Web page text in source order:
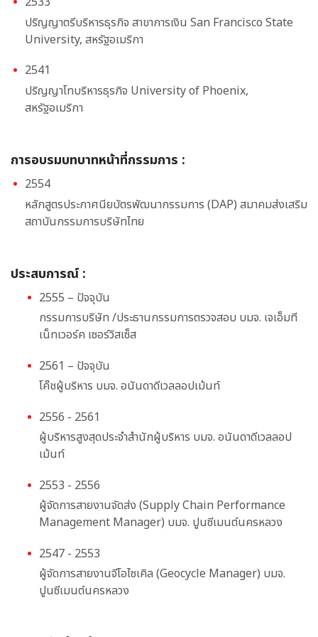
ปริญญาตรีบริหารธุรกิจ สาขาการเงิน San Francisco State
University, สหรัฐอเมริกา
2541
ปริญญาโทบริหารธุรกิจ University of Phoenix,
สหรัฐอเมริกา
การอบรมบทบาทหน้าที่กรรมการ :
2554
หลักสูตรประกาศนียบัตรพัฒนากรรมการ (DAP) สมาคมส่งเสริม
สถาบันกรรมการบริษัทไทย
ประสบการณ์ :
2555 – ปัจจุบัน
กรรมการบริษัท /ประธานกรรมการตรวจสอบ บมจ. เจเอ็มที
เน็ทเวอร์ค เซอร์วิสเซ็ส
2561 – ปัจจุบัน
โค๊ชผู้บริหาร บมจ. อนันดาดีเวลลอปเม้นท์
2556 - 2561
ผู้บริหารสูงสุดประจำสำนักผู้บริหาร บมจ. อนันดาดีเวลลอป
เม้นท์
2553 - 2556
ผู้จัดการสายงานจัดส่ง (Supply Chain Performance
Management Manager) บมจ. ปูนซีเมนต์นครหลวง
2547 - 2553
ผู้จัดการสายงานจีโอไซเคิล (Geocycle Manager) บมจ.
ปูนซีเมนต์นครหลวง